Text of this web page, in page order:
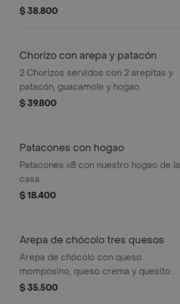
guacamole y limón.
$ 38.800
Chorizo con arepa y patacón
2 Chorizos servidos con 2 arepitas y
patacón, guacamole y hogao.
$ 39.800
Patacones con hogao
Patacones x8 con nuestro hogao de la
casa.
$ 18.400
Arepa de chócolo tres quesos
Arepa de chócolo con queso
momposino, queso crema y quesito
fresco.
$ 35.500